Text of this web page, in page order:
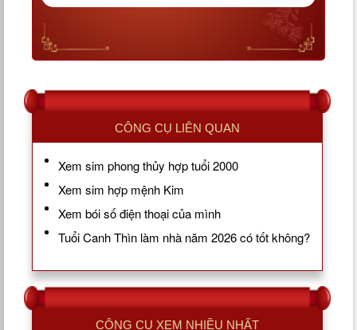
CÔNG CỤ LIÊN QUAN
Xem sim phong thủy hợp tuổi 2000
Xem sim hợp mệnh Kim
Xem bói số điện thoại của mình
Tuổi Canh Thìn làm nhà năm 2026 có tốt không?
CÔNG CỤ XEM NHIỀU NHẤT